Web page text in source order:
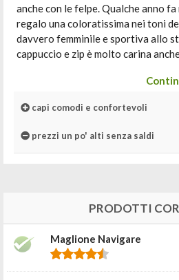
anche con le felpe. Qualche anno
regalo una coloratissima nei toni
davvero femminile e sportiva allo
cappuccio e zip è molto carina
capi comodi e confortevoli
prezzi un po' alti senza saldi
PRODOTTI
Maglione Navigare